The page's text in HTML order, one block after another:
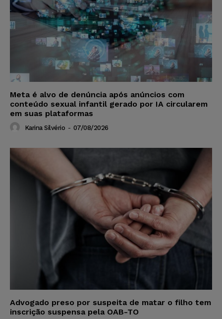
Meta é alvo de denúncia após anúncios com
conteúdo sexual infantil gerado por IA circularem
em suas plataformas
Karina Silvério - 07/08/2026
Advogado preso por suspeita de matar o filho tem
inscrição suspensa pela OAB-TO